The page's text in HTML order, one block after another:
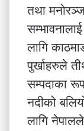
तथा
लागि
पुर्खाहरुले
सम्पदाका
नदीको
लागि